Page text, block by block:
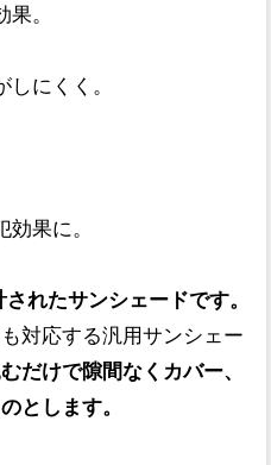
。
にくく。
果に。
れたサンシェードです。
対応する汎用サンシェー
だけで隙間なくカバー、
とします。